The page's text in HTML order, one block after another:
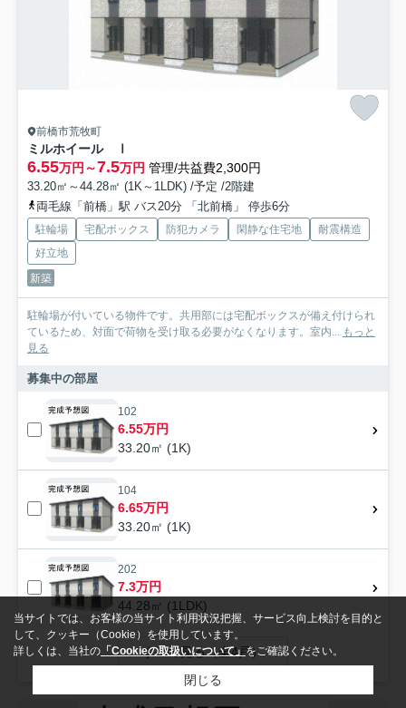
前橋市荒牧町
ミルホイール Ⅰ
6.55万円～7.5万円 管理/共益費2,300円
33.20㎡～44.28㎡ (1K～1LDK) /予定 /2階建
両毛線「前橋」駅 バス20分 「北前橋」 停歩6分
駐輪場 宅配ボックス 防犯カメラ 閑静な住宅地
耐震構造
好立地
新築
駐輪場が付いている物件です。共用部には宅配ボックスが備え付けられ
ているため、対面で荷物を受け取る必要がなくなります。室内...
もっと
見る
募集中の部屋
102
6.55万円
33.20㎡ (1K)
104
6.65万円
33.20㎡ (1K)
202
7.3万円
44.28㎡ (1LDK)
すべて見る（全4戸）
当サイトでは、お客様の当サイト利用状況把握、サービス向上検討を目的と
して、クッキー（Cookie）を使用しています。
詳しくは、当社の 「Cookieの取扱いについて」をご確認ください。
閉じる